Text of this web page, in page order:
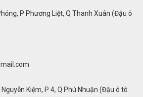
P Phương Liệt, Q Thanh Xuân (Đậu ô
Kiệm, P 4, Q Phú Nhuận (Đậu ô tô